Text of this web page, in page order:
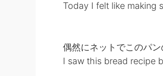
Today I felt like making
偶然にネットでこのパ
I saw this bread recipe